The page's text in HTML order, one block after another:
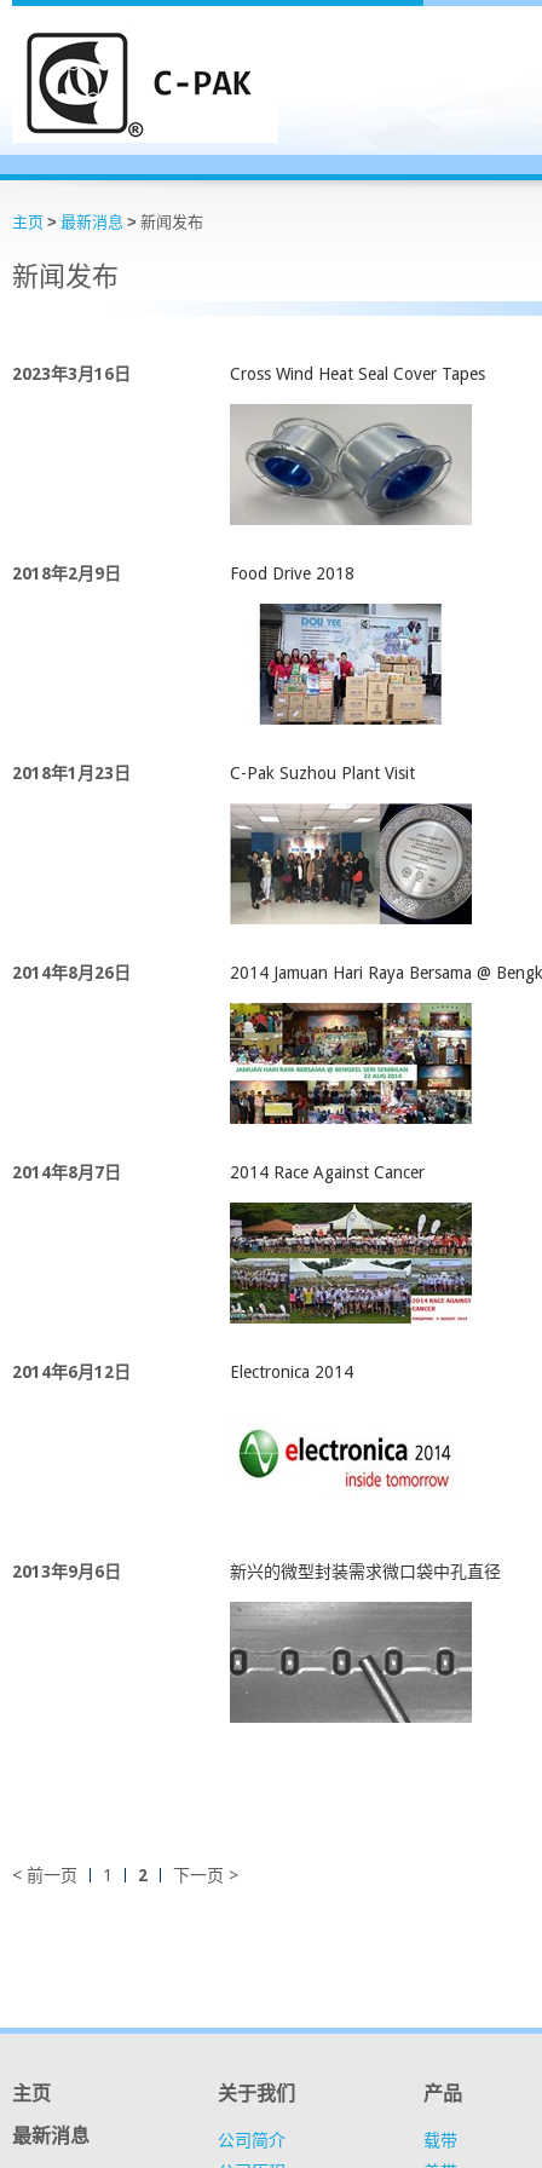
主页 > 最新消息 > 新闻发布
新闻发布
2023年3月16日 Cross Wind Heat Seal Cover Tapes
2018年2月9日 Food Drive 2018
2018年1月23日 C-Pak Suzhou Plant Visit
2014年8月26日 2014 Jamuan Hari Raya Bersama @
2014年8月7日 2014 Race Against Cancer
2014年6月12日 Electronica 2014
2013年9月6日 新兴的微型封装需求微口袋中孔直径
< 前一页 1 2 下一页 >
主页
最新消息
关于我们
公司简介
产品
载带